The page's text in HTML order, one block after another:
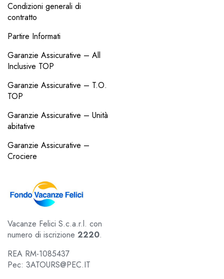
Condizioni generali di
contratto
Partire Informati
Garanzie Assicurative – All
Inclusive TOP
Garanzie Assicurative – T.O.
TOP
Garanzie Assicurative – Unità
abitative
Garanzie Assicurative –
Crociere
Vacanze Felici S.c.a.r.l. con
numero di iscrizione 2220.
REA RM-1085437
Pec: 3ATOURS@PEC.IT